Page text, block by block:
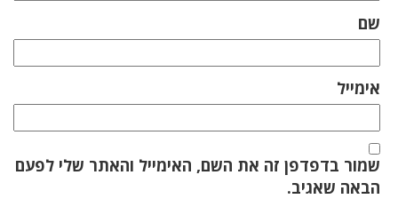
שם
אימייל
שמור בדפדפן זה את השם, האימייל והאתר שלי לפעם
הבאה שאגיב.